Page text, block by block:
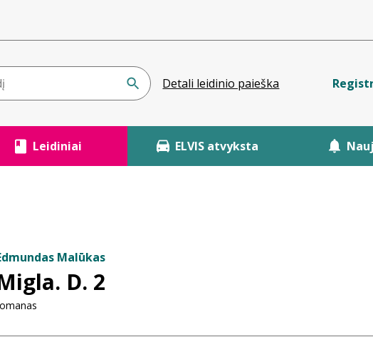
Detali leidinio paieška
Leidiniai ELVIS atvyksta
Malūkas
D. 2